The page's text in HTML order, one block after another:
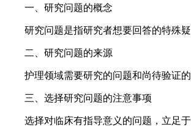
一、研究问题的概念
研究问题是指研究者想要回答的特殊疑
二、研究问题的来源
护理领域需要研究的问题和尚待验证的
三、选择研究问题的注意事项
选择对临床有指导意义的问题，立足于